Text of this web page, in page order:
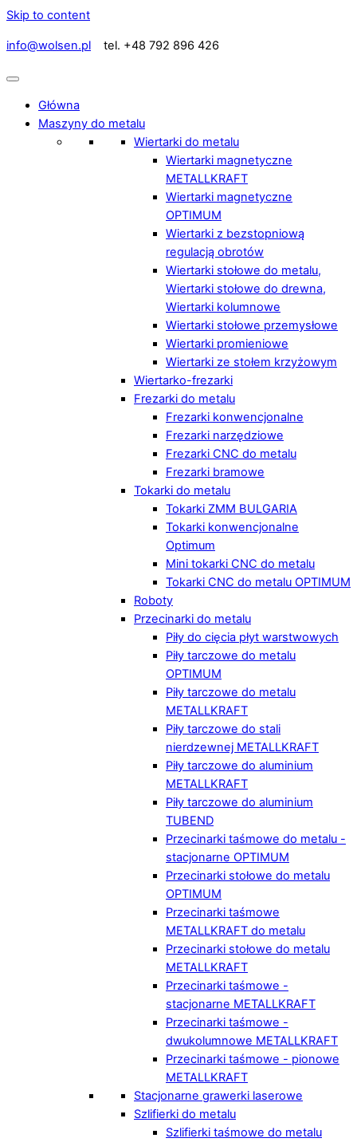
Skip to content
info@wolsen.pl tel. +48 792 896 426
Główna
Maszyny do metalu
Wiertarki do metalu
Wiertarki magnetyczne
METALLKRAFT
Wiertarki magnetyczne
OPTIMUM
Wiertarki z bezstopniową
regulacją obrotów
Wiertarki stołowe do metalu,
Wiertarki stołowe do drewna,
Wiertarki kolumnowe
Wiertarki stołowe przemysłowe
Wiertarki promieniowe
Wiertarki ze stołem krzyżowym
Wiertarko-frezarki
Frezarki do metalu
Frezarki konwencjonalne
Frezarki narzędziowe
Frezarki CNC do metalu
Frezarki bramowe
Tokarki do metalu
Tokarki ZMM BULGARIA
Tokarki konwencjonalne
Optimum
Mini tokarki CNC do metalu
Tokarki CNC do metalu OPTIMUM
Roboty
Przecinarki do metalu
Piły do cięcia płyt warstwowych
Piły tarczowe do metalu
OPTIMUM
Piły tarczowe do metalu
METALLKRAFT
Piły tarczowe do stali
nierdzewnej METALLKRAFT
Piły tarczowe do aluminium
METALLKRAFT
Piły tarczowe do aluminium
TUBEND
Przecinarki taśmowe do metalu -
stacjonarne OPTIMUM
Przecinarki stołowe do metalu
OPTIMUM
Przecinarki taśmowe
METALLKRAFT do metalu
Przecinarki stołowe do metalu
METALLKRAFT
Przecinarki taśmowe -
stacjonarne METALLKRAFT
Przecinarki taśmowe -
dwukolumnowe METALLKRAFT
Przecinarki taśmowe - pionowe
METALLKRAFT
Stacjonarne grawerki laserowe
Szlifierki do metalu
Szlifierki taśmowe do metalu